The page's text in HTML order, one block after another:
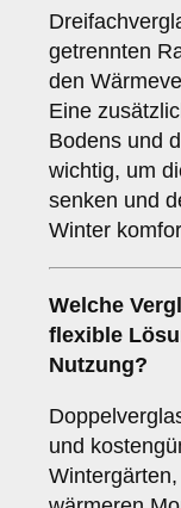
getrennten
den
Eine
Bodens und
wichtig, um
senken und
Winter
Welche
flexible
Nutzung?
und